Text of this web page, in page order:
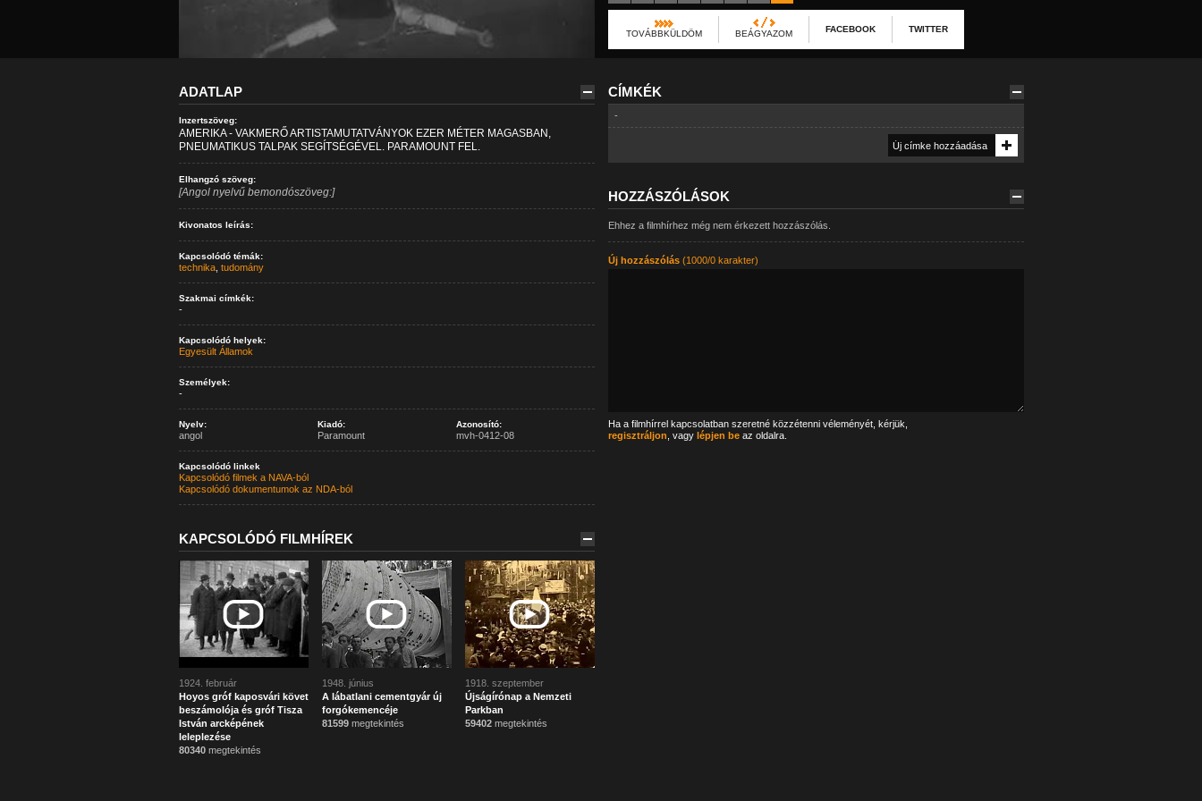
TOVÁBBKÜLDÖM BEÁGYAZOM FACEBOOK TWITTER
ADATLAP
Inzertszöveg:
AMERIKA - VAKMERŐ ARTISTAMUTATVÁNYOK EZER MÉTER MAGASBAN,
PNEUMATIKUS TALPAK SEGÍTSÉGÉVEL. PARAMOUNT FEL.
Elhangzó szöveg:
[Angol nyelvű bemondószöveg:]
Kivonatos leírás:
Kapcsolódó témák:
technika, tudomány
Szakmai címkék:
-
Kapcsolódó helyek:
Egyesült Államok
Személyek:
-
Nyelv:
angol
Kiadó:
Paramount
Azonosító:
mvh-0412-08
Kapcsolódó linkek
Kapcsolódó filmek a NAVA-ból
Kapcsolódó dokumentumok az NDA-ból
KAPCSOLÓDÓ FILMHÍREK
1924. február
Hoyos gróf kaposvári követ
beszámolója és gróf Tisza
István arcképének
leleplezése
80340megtekintés
1948. június
A lábatlani cementgyár új
forgókemencéje
81599megtekintés
1918. szeptember
Újságírónap a Nemzeti
Parkban
59402megtekintés
CÍMKÉK
-
HOZZÁSZÓLÁSOK
Ehhez a filmhírhez még nem érkezett hozzászólás.
Új hozzászólás(1000/0 karakter)
Ha a filmhírrel kapcsolatban szeretné közzétenni véleményét, kérjük,
regisztráljon , vagy lépjen beaz oldalra.